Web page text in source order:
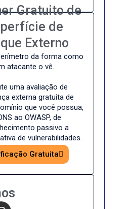
Gratuito de
de
Externo
da forma como
atacante o vê.
uma avaliação de
externa gratuita de
que você possua,
ao OWASP, de
passivo a
de vulnerabilidades.
Gratuita